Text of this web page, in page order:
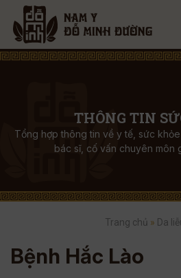
THÔNG TIN
Tổng hợp thông tin về y tế, sức
bác sĩ, cố vấn chuyên môn
Trang chủ » Da
Bệnh Hắc Lào